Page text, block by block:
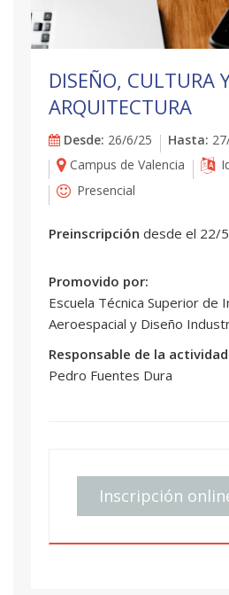
DISEÑO, CULTURA
ARQUITECTURA
Desde: 26/6/25 Hasta:
Campus de Valencia
Presencial
Preinscripción desde el 22/
Promovido por:
Escuela Técnica Superior de
Aeroespacial y Diseño
Responsable de la
Pedro Fuentes Dura
Inscripción